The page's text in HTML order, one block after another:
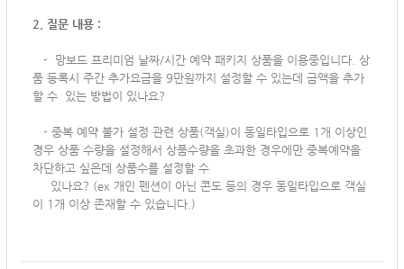
2. 질문 내용 :
- 망보드 프리미엄 날짜/시간 예약 패키지 상품을 이용중입니다. 상
품 등록시 주간 추가요금을 9만원까지 설정할 수 있는데 금액을 추가
할 수 있는 방법이 있나요?
- 중복 예약 불가 설정 관련 상품(객실)이 동일타입으로 1개 이상인
경우 상품 수량을 설정해서 상품수량을 초과한 경우에만 중복예약을
차단하고 싶은데 상품수를 설정할 수
있나요? (ex 개인 펜션이 아닌 콘도 등의 경우 동일타입으로 객실
이 1개 이상 존재할 수 있습니다.)